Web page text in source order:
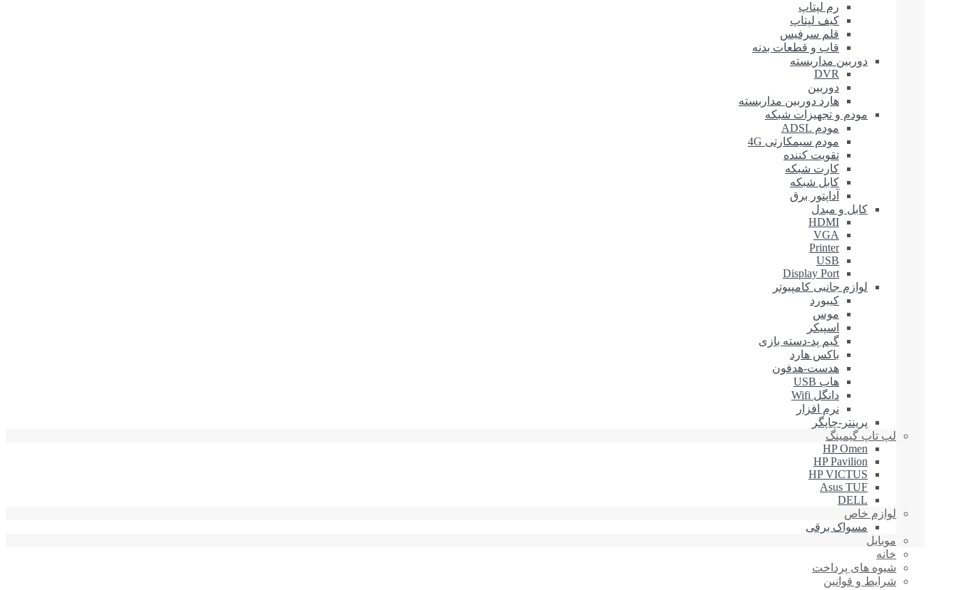
رم لپتاپ
کیف لپتاپ
قلم سرفیس
قاب و قطعات بدنه
دوربین مداربسته
DVR
دوربین
هارد دوربین مداربسته
مودم و تجهیزات شبکه
مودم ADSL
مودم سیمکارتی 4G
تقویت کننده
کارت شبکه
کابل شبکه
آداپتور برق
کابل و مبدل
HDMI
VGA
Printer
USB
Display Port
لوازم جانبی کامپیوتر
کیبورد
موس
اسپیکر
گیم پد-دسته بازی
باکس هارد
هدست-هدفون
هاب USB
دانگل Wifi
نرم افزار
پرینتر-چاپگر
لپ تاپ گیمینگ
HP Omen
HP Pavilion
HP VICTUS
Asus TUF
DELL
لوازم خاص
مسواک برقی
موبایل
خانه
شیوه های پرداخت
شرایط و قوانین